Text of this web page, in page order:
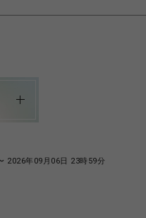
2026年09月06日 23時59分